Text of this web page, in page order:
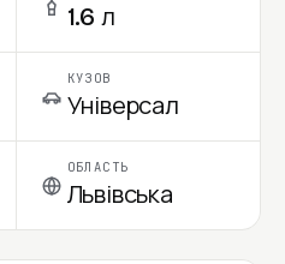
1.6 л
КУЗОВ
Універсал
ОБЛАСТЬ
Львівська